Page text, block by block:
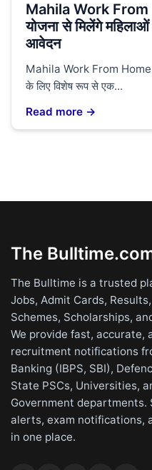
Mahila Work
योजना से मिलेंगे
आवेदन
Mahila Work From Home
के लिए विशेष रूप से एक...
Read more →
The
The Bulltime is a trusted
Jobs, Admit Cards,
Schemes, Scholarships,
We provide fast, accurate,
recruitment notifications
Banking (IBPS, SBI),
State PSCs, Universities,
Government
alerts, exam notifications,
in one place.